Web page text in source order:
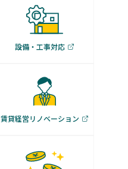
設備・工事対応
賃貸経営リノベーション